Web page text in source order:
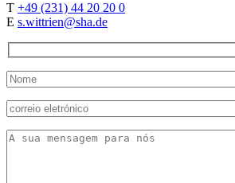
T +49 (231) 44 20 20 0
E s.wittrien@sha.de